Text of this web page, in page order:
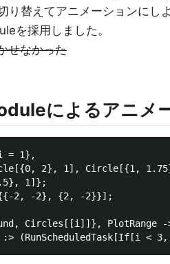
り替えてアニメーションにし
を採用しました。
せなかった
によるアニメ
= 1},
2}, 1], Circle[{1,
1]};
2, -2}, {2, -2}}];
Circles[[i]]}, PlotRange